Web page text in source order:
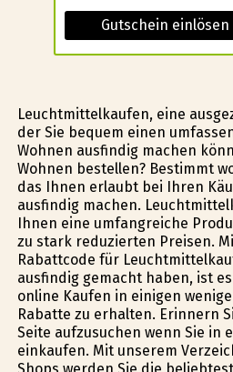
Gutschein
Leuchtmittelkaufen, eine
der Sie bequem einen
Wohnen ausfindig machen
Wohnen bestellen? Bestimmt
das Ihnen erlaubt bei Ihren
ausfindig machen.
Ihnen eine umfangreiche
zu stark reduzierten Preisen.
Rabattcode für
ausfindig gemacht haben, ist
online Kaufen in einigen
Rabatte zu erhalten. Erinnern
Seite aufzusuchen wenn Sie in
einkaufen. Mit unserem
Shops werden Sie die